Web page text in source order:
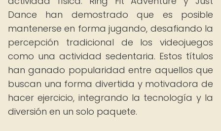
Dance han demostrado que es posible
mantenerse en forma jugando, desafiando la
percepción tradicional de los videojuegos
como una actividad sedentaria. Estos títulos
han ganado popularidad entre aquellos que
buscan una forma divertida y motivadora de
hacer ejercicio, integrando la tecnología y la
diversión en un solo paquete.